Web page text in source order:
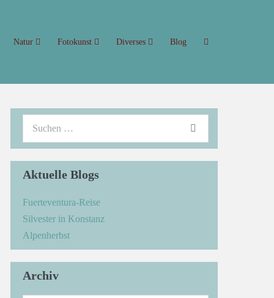
Natur Fotokunst Diverses Blog
Aktuelle Blogs
Fuerteventura-Reise
Silvester in Konstanz
Alpenherbst
Archiv